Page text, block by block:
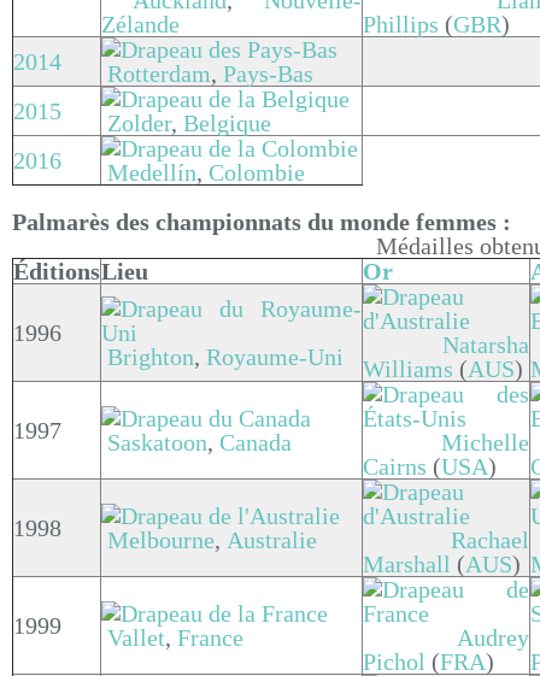
Zélande
Phillips (GBR)
2014
Rotterdam, Pays-Bas
2015
Zolder, Belgique
2016
Medellín, Colombie
Palmarès des championnats du monde femmes :
Médailles
ÉditionsLieu Or
1996
Brighton, Royaume-Uni
Natarsha
Williams (AUS)
1997 Saskatoon, Canada
Michelle
Cairns (USA)
1998 Melbourne, Australie
Rachael
Marshall (AUS)
1999 Vallet, France
Audrey
Pichol (FRA)